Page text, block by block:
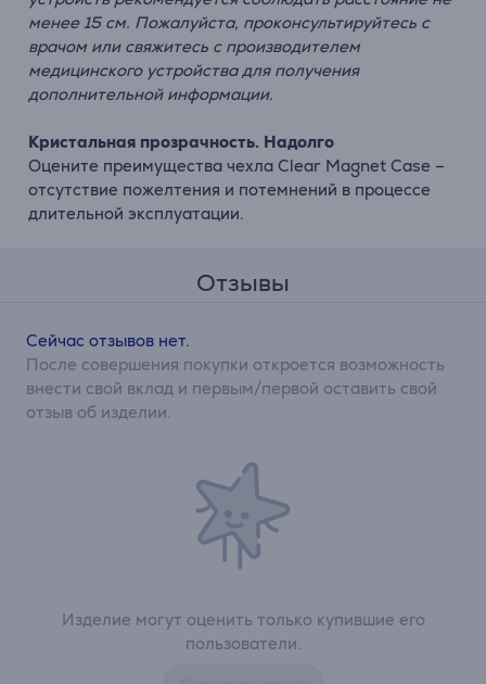
менее 15 см. Пожалуйста, проконсультируйтесь с
врачом или свяжитесь с производителем
медицинского устройства для получения
дополнительной информации.
Кристальная прозрачность. Надолго
Оцените преимущества чехла Clear Magnet Case –
отсутствие пожелтения и потемнений в процессе
длительной эксплуатации.
Отзывы
Изделие могут оценить только купившие его
пользователи.
Сейчас отзывов нет.
После совершения покупки откроется возможность
внести свой вклад и первым/первой оставить свой
отзыв об изделии.